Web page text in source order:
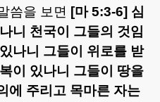
씀을 보면 [마5:3-6] 심
니 천국이 그들의 것임
나니 그들이 위로를 받
이 있나니 그들이 땅을
에 주리고 목마른 자는